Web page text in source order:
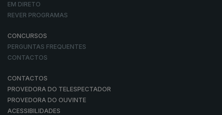
EM DIRETO
REVER PROGRAMAS
CONCURSOS
PERGUNTAS FREQUENTES
CONTACTOS
CONTACTOS
PROVEDORA DO TELESPECTADOR
PROVEDORA DO OUVINTE
ACESSIBILIDADES